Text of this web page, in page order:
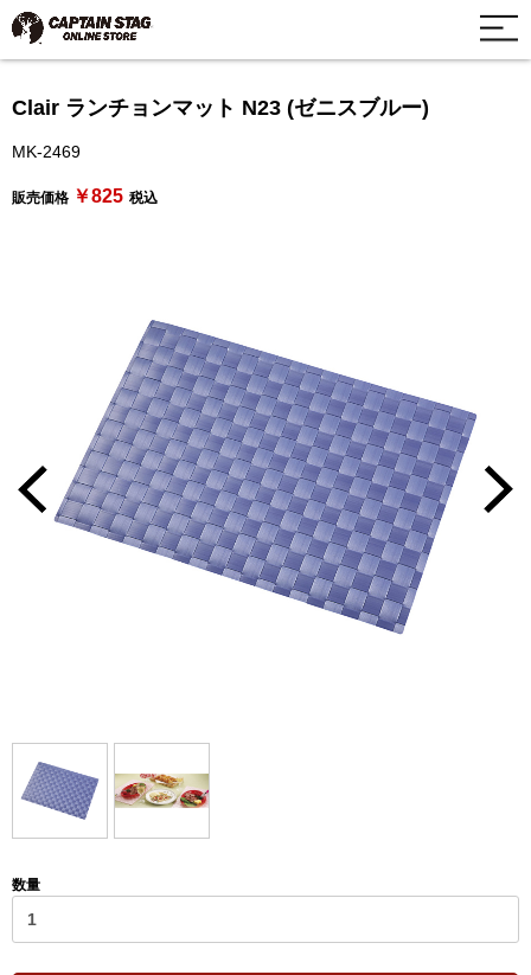
Clair ランチョンマット N23 (ゼニスブルー)
MK-2469
販売価格 ￥825 税込
数量